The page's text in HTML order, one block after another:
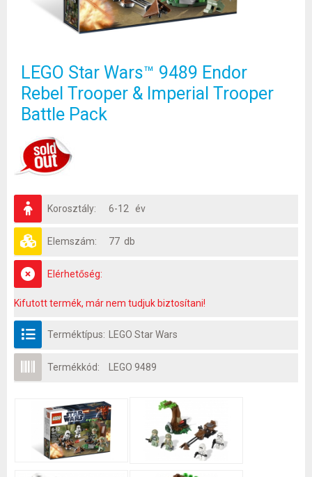
LEGO Star Wars™ 9489 Endor
Rebel Trooper & Imperial Trooper
Battle Pack
Korosztály: 6-12 év
Elemszám: 77 db
Elérhetőség:
Kifutott termék, már nem tudjuk biztosítani!
Terméktípus: LEGO Star Wars
Termékkód: LEGO 9489